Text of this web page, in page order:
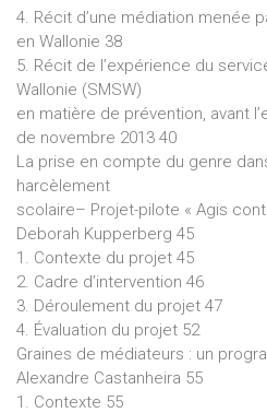
4. Récit d’une médiation menée
en Wallonie 38
5. Récit de l’expérience du
Wallonie (SMSW)
en matière de prévention, avant
de novembre 2013 40
La prise en compte du genre
harcèlement
scolaire– Projet-pilote « Agis
Deborah Kupperberg 45
1. Contexte du projet 45
2. Cadre d’intervention 46
3. Déroulement du projet 47
4. Évaluation du projet 52
Graines de médiateurs : un
Alexandre Castanheira 55
1. Contexte 55